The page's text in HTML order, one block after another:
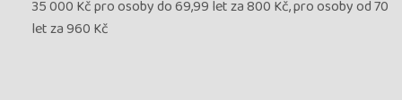
Chovancová
35 000 Kč pro osoby do 69,99 let za 800 Kč, pro osoby od 70
let za 960 Kč